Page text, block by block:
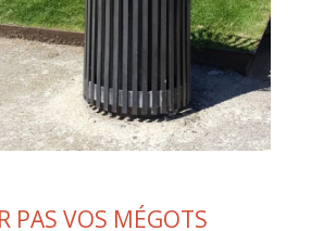
PAS VOS MÉGOTS